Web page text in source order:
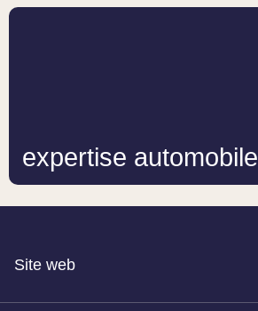
expertise automobile
Site web